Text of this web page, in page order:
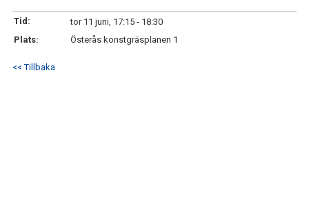
NYHETER
KALENDER
MATCHER
Tid:
tor 11 juni, 17:15 - 18:30
Plats:
Österås konstgräsplanen 1
<< Tillbaka